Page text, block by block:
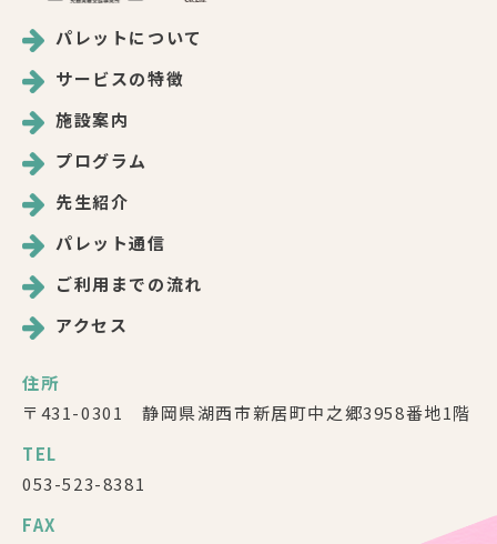
パレットについて
サービスの特徴
施設案内
プログラム
先生紹介
パレット通信
ご利用までの流れ
アクセス
住所
〒431-0301 静岡県湖西市新居町中之郷3958番地1階
TEL
053-523-8381
FAX